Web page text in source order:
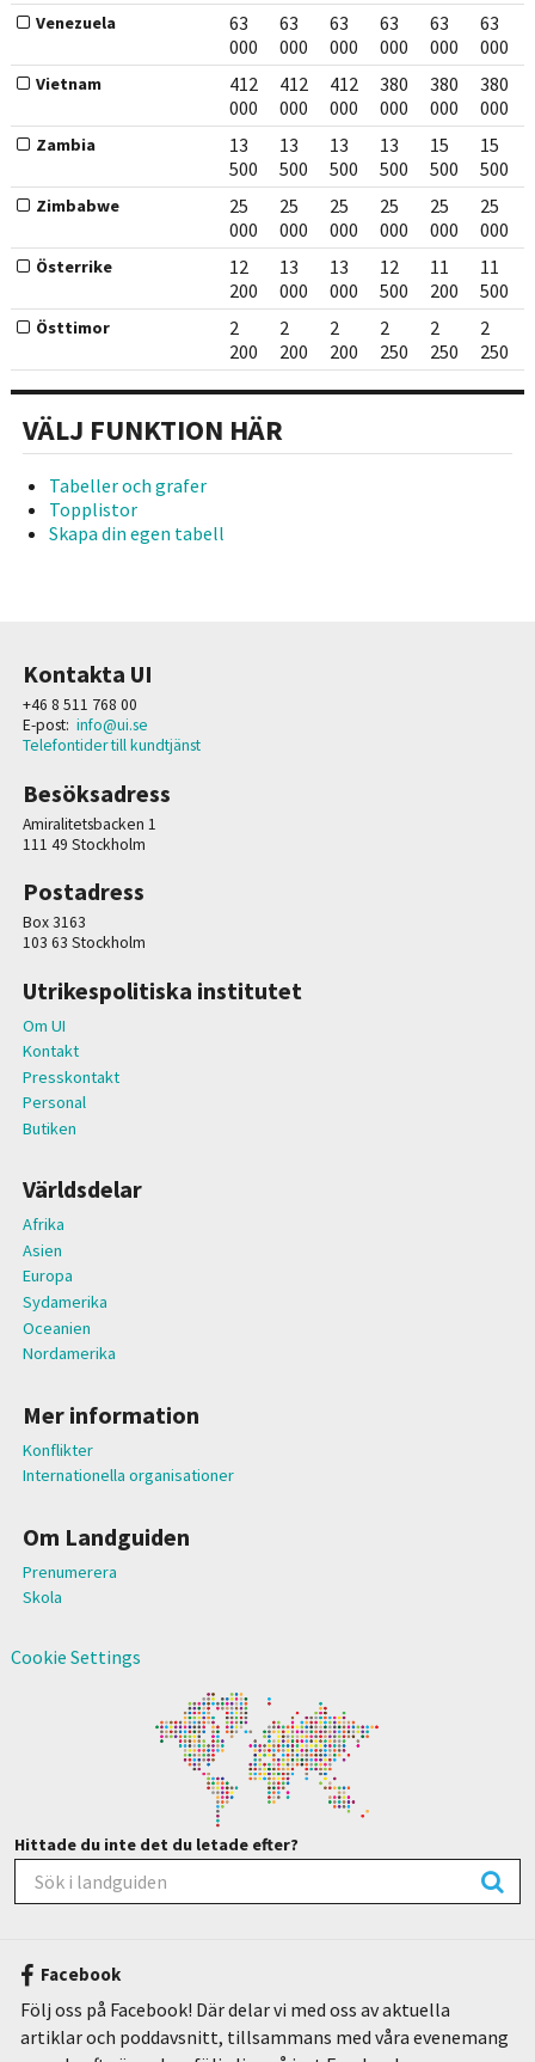
Venezuela
63
000
63
000
63
000
63
000
63
000
63
000
Vietnam
412
000
412
000
412
000
380
000
380
000
380
000
Zambia
13
500
13
500
13
500
13
500
15
500
15
500
Zimbabwe
25
000
25
000
25
000
25
000
25
000
25
000
Österrike
12
200
13
000
13
000
12
500
11
200
11
500
Östtimor
2
200
2
200
2
200
2
250
2
250
2
250
VÄLJ FUNKTION HÄR
Tabeller och grafer
Topplistor
Skapa din egen tabell
Kontakta UI
+46 8 511 768 00
E-post: info@ui.se
Telefontider till kundtjänst
Besöksadress
Amiralitetsbacken 1
111 49 Stockholm
Postadress
Box 3163
103 63 Stockholm
Utrikespolitiska institutet
Om UI
Kontakt
Presskontakt
Personal
Butiken
Världsdelar
Afrika
Asien
Europa
Sydamerika
Oceanien
Nordamerika
Mer information
Konflikter
Internationella organisationer
Om Landguiden
Prenumerera
Skola
Cookie Settings
Hittade du inte det du letade efter?
Facebook
Följ oss på Facebook! Där delar vi med oss av aktuella
artiklar och poddavsnitt, tillsammans med våra evenemang